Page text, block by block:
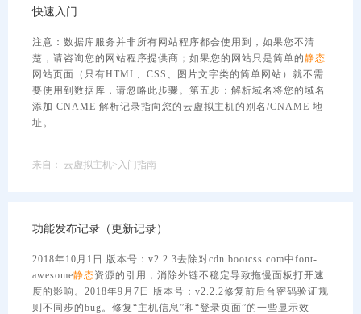
快速入门
注意：数据库服务并非所有网站程序都会使用到，如果您不清
楚，请咨询您的网站程序提供商；如果您的网站只是简单的静态
网站页面（只有HTML、CSS、图片文字类的简单网站）就不需
要使用到数据库，请忽略此步骤。第五步：解析域名将您的域名
添加 CNAME 解析记录指向您的云虚拟主机的别名/CNAME 地
址。
来自： 云虚拟主机>入门指南
功能发布记录（更新记录）
2018年10月1日 版本号：v2.2.3去除对cdn.bootcss.com中font-
awesome静态资源的引用，消除外链不稳定导致拖慢面板打开速
度的影响。2018年9月7日 版本号：v2.2.2修复前后台密码验证规
则不同步的bug。修复“主机信息”和“登录页面”的一些显示效